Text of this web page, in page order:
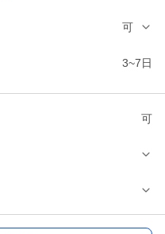
可
3~7日
可